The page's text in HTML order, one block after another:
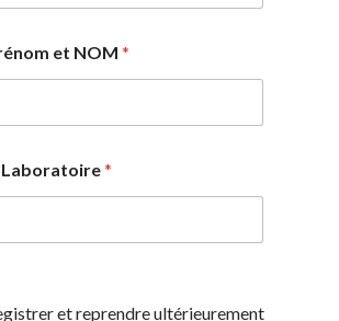
x
m
u
et NOM *
Laboratoire*
et reprendre ultérieurement